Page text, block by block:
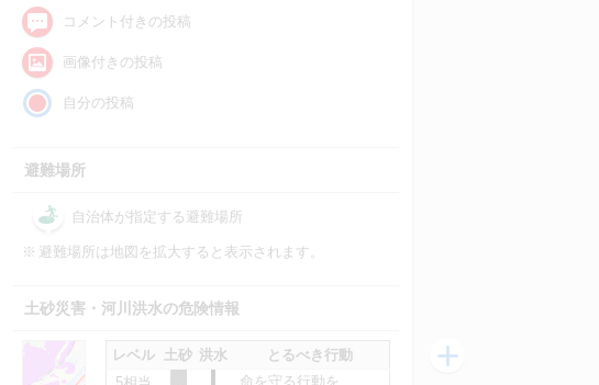
コメント付きの投稿
画像付きの投稿
自分の投稿
避難場所
自治体が指定する避難場所
※ 避難場所は地図を拡大すると表示されます。
土砂災害・河川洪水の危険情報
レベル 土砂 洪水
とるべき行動
命を守る行動を